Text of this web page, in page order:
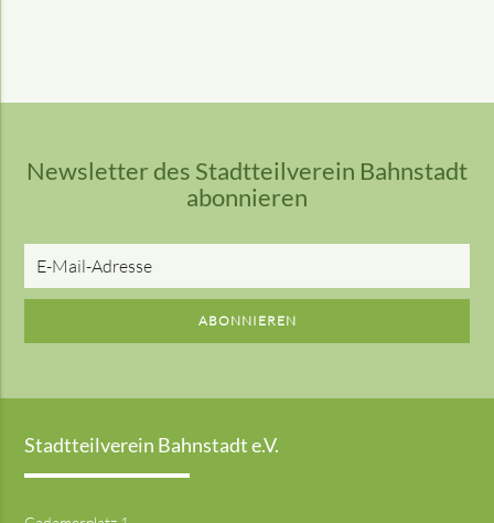
Newsletter des Stadtteilverein Bahnstadt
abonnieren
ABONNIEREN
Stadtteilverein Bahnstadt e.V.